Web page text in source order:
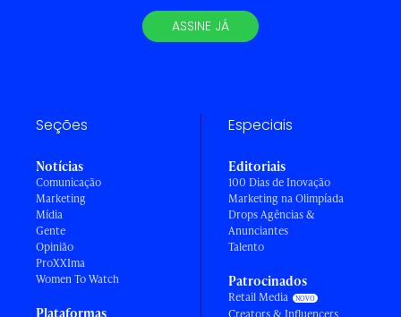
ASSINE JÁ
Seções
Notícias
Comunicação
Marketing
Mídia
Gente
Opinião
ProXXIma
Women To Watch
Plataformas
Especiais
Editoriais
100 Dias de Inovação
Marketing na Olimpíada
Drops Agências &
Anunciantes
Talento
Patrocinados
Retail Media